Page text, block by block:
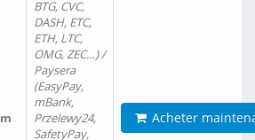
BTG, CVC,
DASH, ETC,
ETH, LTC,
OMG, ZEC…) /
Paysera
(EasyPay,
mBank,
Przelewy24,
SafetyPay,
Acheter